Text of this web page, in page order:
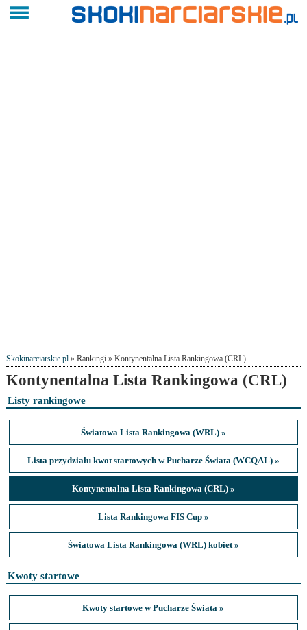
Skokinarciarskie.pl» Rankingi » Kontynentalna Lista Rankingowa (CRL)
Kontynentalna Lista Rankingowa (CRL)
Listy rankingowe
Światowa Lista Rankingowa (WRL) »
Lista przydziału kwot startowych w Pucharze Świata (WCQAL) »
Kontynentalna Lista Rankingowa (CRL) »
Lista Rankingowa FIS Cup »
Światowa Lista Rankingowa (WRL) kobiet »
Kwoty startowe
Kwoty startowe w Pucharze Świata »